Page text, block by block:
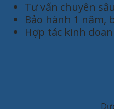
Tư vấn chuyên
Bảo hành 1 năm,
Hợp tác kinh